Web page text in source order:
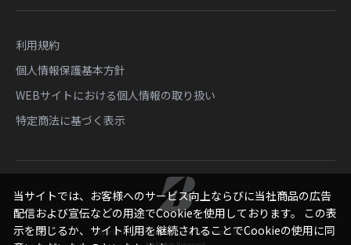
利用規約
個人情報保護基本方針
WEBサイトにおける個人情報の取り扱い
特定商法に基づく表示
Copyright © Bridgestone Sports Sales Japan Co., Ltd.
当サイトでは、お客様へのサービス向上ならびに当社商品の広告
配信および宣伝などの用途でCookieを使用しております。 この表
示を閉じるか、サイト利用を継続されることでCookieの使用に同